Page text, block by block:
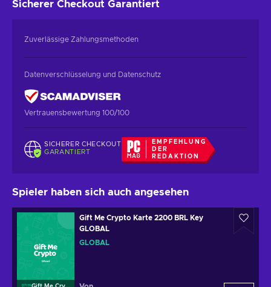
Sicherer Checkout Garantiert
Zuverlässige Zahlungsmethoden
Datenverschlüsselung und Datenschutz
Vertrauensbewertung 100/100
SICHERER CHECKOUT
GARANTIERT
EMPFEHLUNG
DER
REDAKTION
Spieler haben sich auch angesehen
Gift Me Crypto Karte 2200 BRL Key
GLOBAL
GLOBAL